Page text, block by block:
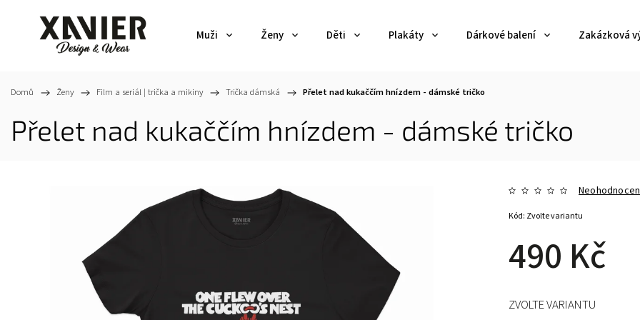
Muži Ženy Děti Plakáty Dárkové balení Zakázková
Domů / Ženy / Film a seriál | trička a mikiny / Trička dámská / Přelet nad kukaččím hnízdem - dámské tričko
Přelet nad kukaččím hnízdem - dámské tričko
490 Kč
Kód: Zvolte variantu
ZVOLTE VARIANTU